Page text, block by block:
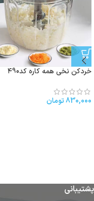
خردکن نخی همه کاره کد۴90
830,000تومان
پشتیبانی